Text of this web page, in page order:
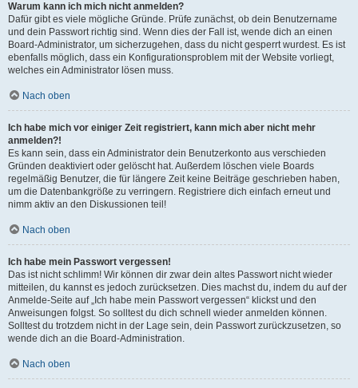
Warum kann ich mich nicht anmelden?
Dafür gibt es viele mögliche Gründe. Prüfe zunächst, ob dein Benutzername
und dein Passwort richtig sind. Wenn dies der Fall ist, wende dich an einen
Board-Administrator, um sicherzugehen, dass du nicht gesperrt wurdest. Es ist
ebenfalls möglich, dass ein Konfigurationsproblem mit der Website vorliegt,
welches ein Administrator lösen muss.
Nach oben
Ich habe mich vor einiger Zeit registriert, kann mich aber nicht mehr
anmelden?!
Es kann sein, dass ein Administrator dein Benutzerkonto aus verschieden
Gründen deaktiviert oder gelöscht hat. Außerdem löschen viele Boards
regelmäßig Benutzer, die für längere Zeit keine Beiträge geschrieben haben,
um die Datenbankgröße zu verringern. Registriere dich einfach erneut und
nimm aktiv an den Diskussionen teil!
Nach oben
Ich habe mein Passwort vergessen!
Das ist nicht schlimm! Wir können dir zwar dein altes Passwort nicht wieder
mitteilen, du kannst es jedoch zurücksetzen. Dies machst du, indem du auf der
Anmelde-Seite auf „Ich habe mein Passwort vergessen“ klickst und den
Anweisungen folgst. So solltest du dich schnell wieder anmelden können.
Solltest du trotzdem nicht in der Lage sein, dein Passwort zurückzusetzen, so
wende dich an die Board-Administration.
Nach oben